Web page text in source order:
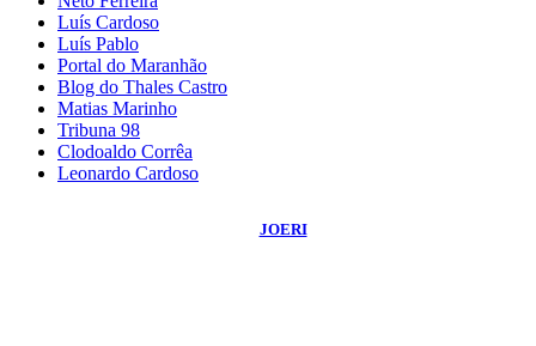
Luís Cardoso
Luís Pablo
Portal do Maranhão
Blog do Thales Castro
Matias Marinho
Tribuna 98
Clodoaldo Corrêa
Leonardo Cardoso
JOERI